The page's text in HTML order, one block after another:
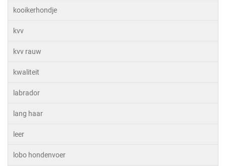
kooikerhondje
kvv
kvv rauw
kwaliteit
labrador
lang haar
leer
lobo hondenvoer